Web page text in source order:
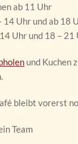
ab 11 Uhr
14 Uhr und ab 18
Uhr und 18 – 21
und Kuchen
bleibt vorerst
Team